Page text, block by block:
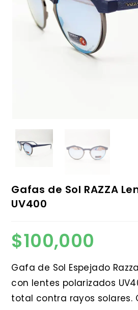
Gafas de Sol RAZZA
UV400
$100,000
Gafa de Sol Espejado
con lentes polarizados
total contra rayos solares.